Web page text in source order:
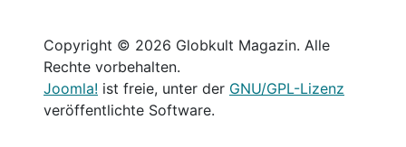
Copyright © 2026 Globkult Magazin. Alle
Rechte vorbehalten.
Joomla! ist freie, unter der GNU/GPL-Lizenz
veröffentlichte Software.